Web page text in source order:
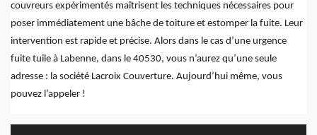
couvreurs expérimentés maîtrisent les techniques nécessaires pour
poser immédiatement une bâche de toiture et estomper la fuite. Leur
intervention est rapide et précise. Alors dans le cas d’une urgence
fuite tuile à Labenne, dans le 40530, vous n’aurez qu’une seule
adresse : la société Lacroix Couverture. Aujourd’hui même, vous
pouvez l’appeler !